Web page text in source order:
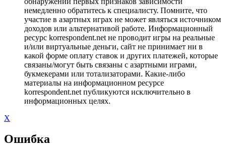
немедленно обратитесь к специалисту. Помните, что
участие в азартных играх не может являться источником
доходов или альтернативой работе. Информационный
ресурс korrespondent.net не проводит игры на реальные
и/или виртуальные деньги, сайт не принимает ни в
какой форме оплату ставок и других платежей, которые
связаны/могут быть связаны с азартными играми,
букмекерами или тотализаторами. Какие-либо
материалы на информационном ресурсе
korrespondent.net публикуются исключительно в
информационных целях.
X
Ошибка